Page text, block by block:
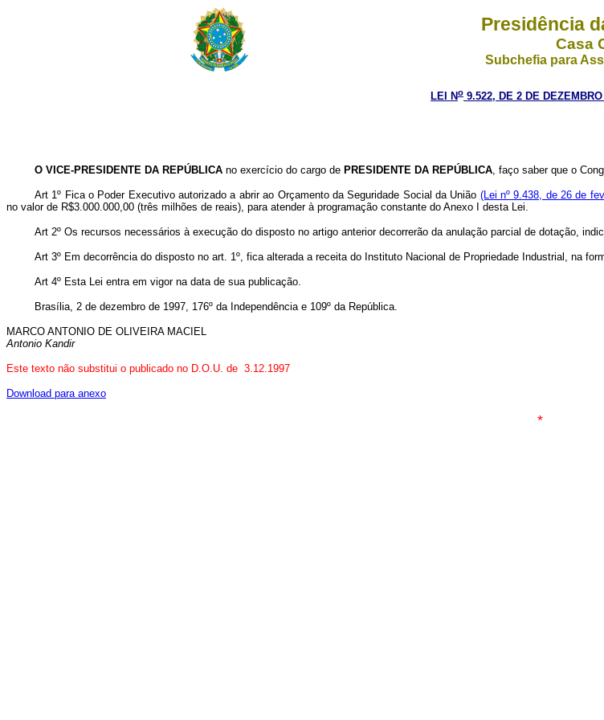
Presidência
Casa
Subchefia para
LEI No 9.522, DE 2 DE
O VICE-PRESIDENTE DA REPÚBLICA no exercício do cargo de PRESIDENTE DA REPÚBLICA, faço saber que o
Art 1º Fica o Poder Executivo autorizado a abrir ao Orçamento da Seguridade Social da União (Lei nº 9.438, de 26 de
no valor de R$3.000.000,00 (três milhões de reais), para atender à programação constante do Anexo I desta Lei.
Art 2º Os recursos necessários à execução do disposto no artigo anterior decorrerão da anulação parcial de dotação,
Art 3º Em decorrência do disposto no art. 1º, fica alterada a receita do Instituto Nacional de Propriedade Industrial, na
Art 4º Esta Lei entra em vigor na data de sua publicação.
Brasília, 2 de dezembro de 1997, 176º da Independência e 109º da República.
MARCO ANTONIO DE OLIVEIRA MACIEL
Antonio Kandir
Este texto não substitui o publicado no D.O.U. de 3.12.1997
Download para anexo
*